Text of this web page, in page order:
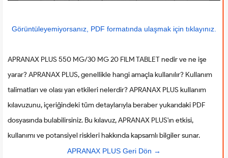
Görüntüleyemiyorsanız, PDF formatında ulaşmak için tıklayınız.
APRANAX PLUS 550 MG/30 MG 20 FILM TABLET nedir ve ne işe
yarar? APRANAX PLUS, genellikle hangi amaçla kullanılır? Kullanım
talimatları ve olası yan etkileri nelerdir? APRANAX PLUS kullanım
kılavuzunu, içeriğindeki tüm detaylarıyla beraber yukarıdaki PDF
dosyasında bulabilirsiniz. Bu kılavuz, APRANAX PLUS'ın etkisi,
kullanımı ve potansiyel riskleri hakkında kapsamlı bilgiler sunar.
APRANAX PLUS Geri Dön →